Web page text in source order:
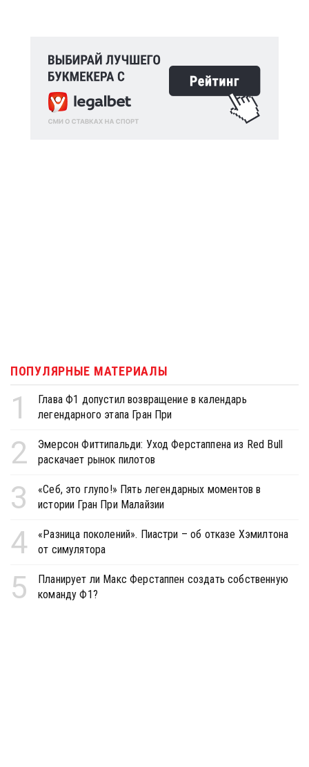
ПОПУЛЯРНЫЕ МАТЕРИАЛЫ
1
Глава Ф1 допустил возвращение в календарь
легендарного этапа Гран При
2
Эмерсон Фиттипальди: Уход Ферстаппена из Red Bull
раскачает рынок пилотов
3
«Себ, это глупо!» Пять легендарных моментов в
истории Гран При Малайзии
4
«Разница поколений». Пиастри – об отказе Хэмилтона
от симулятора
5
Планирует ли Макс Ферстаппен создать собственную
команду Ф1?